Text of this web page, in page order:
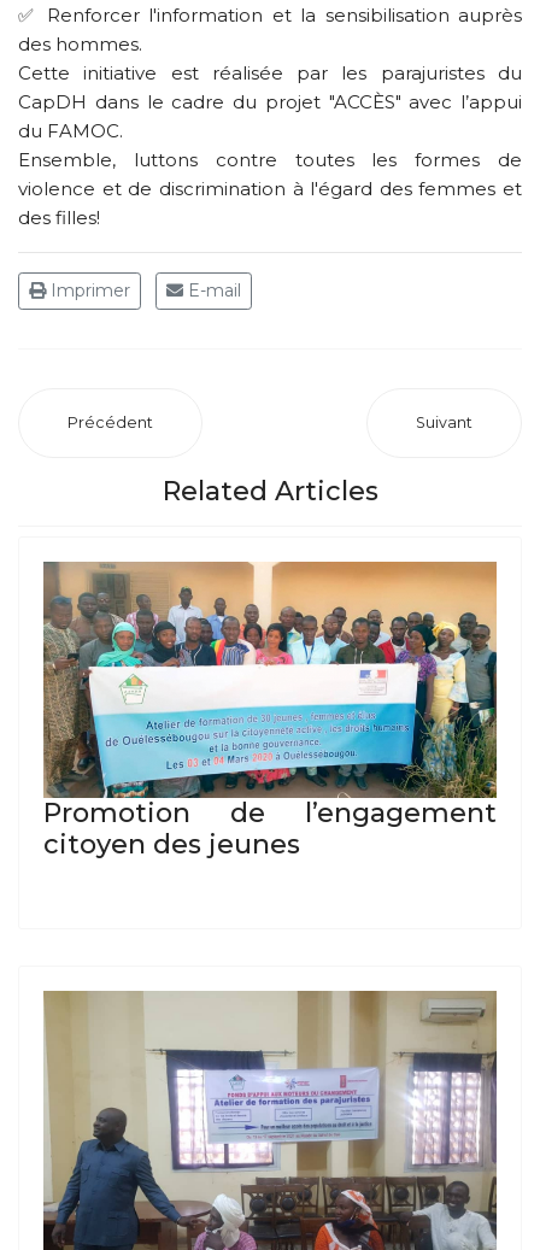
✅ Renforcer l'information et la sensibilisation auprès
des hommes.
Cette initiative est réalisée par les parajuristes du
CapDH dans le cadre du projet "ACCÈS" avec l’appui
du FAMOC.
Ensemble, luttons contre toutes les formes de
violence et de discrimination à l'égard des femmes et
des filles!
Imprimer E-mail
Précédent Suivant
Related Articles
Promotion de l’engagement
citoyen des jeunes